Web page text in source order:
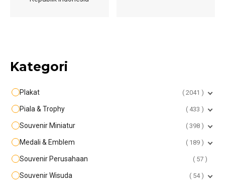
Kategori
Plakat 2041
Piala & Trophy 433
Souvenir Miniatur 398
Medali & Emblem 189
Souvenir Perusahaan 57
Souvenir Wisuda 54